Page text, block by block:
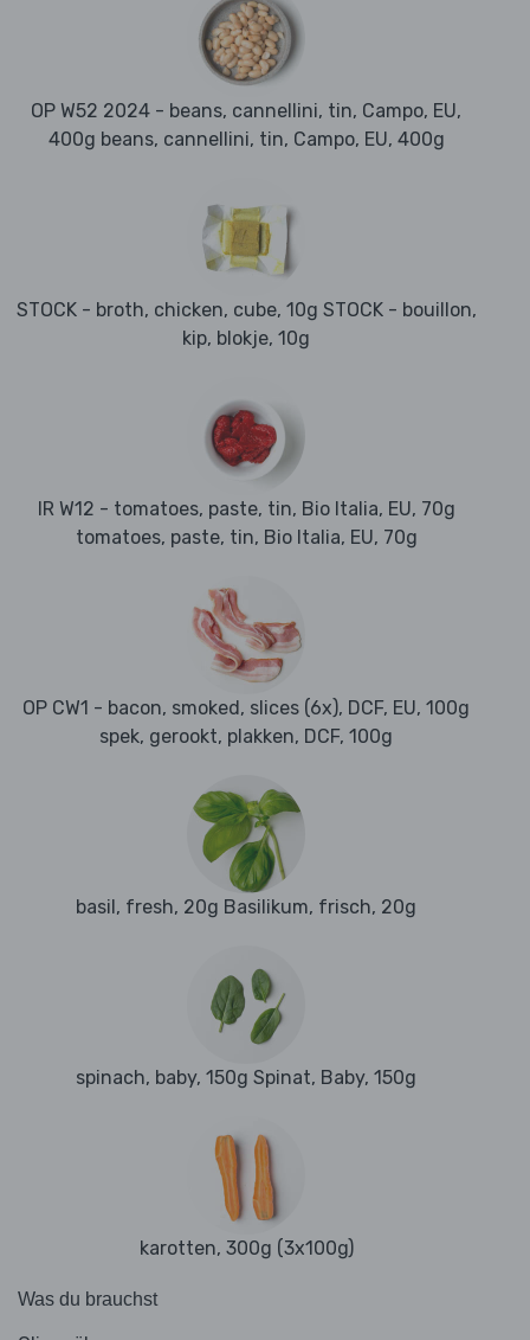
OP W52 2024 - beans, cannellini, tin, Campo, EU,
400g beans, cannellini, tin, Campo, EU, 400g
STOCK - broth, chicken, cube, 10g STOCK - bouillon,
kip, blokje, 10g
IR W12 - tomatoes, paste, tin, Bio Italia, EU, 70g
tomatoes, paste, tin, Bio Italia, EU, 70g
OP CW1 - bacon, smoked, slices (6x), DCF, EU, 100g
spek, gerookt, plakken, DCF, 100g
basil, fresh, 20g Basilikum, frisch, 20g
spinach, baby, 150g Spinat, Baby, 150g
karotten, 300g (3x100g)
Was du brauchst